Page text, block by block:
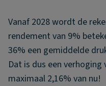
Vanaf 2028 wordt de
rendement van 9%
36% een gemiddelde
Dat is dus een
maximaal 2,16% van nu!